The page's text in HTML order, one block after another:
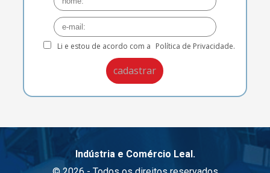
Li e estou de acordo com a Política de Privacidade.
Indústria e Comércio Leal.